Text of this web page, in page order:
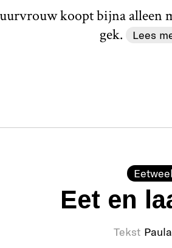
koopt bijna alleen
gek.
Lees
Eet en
Tekst